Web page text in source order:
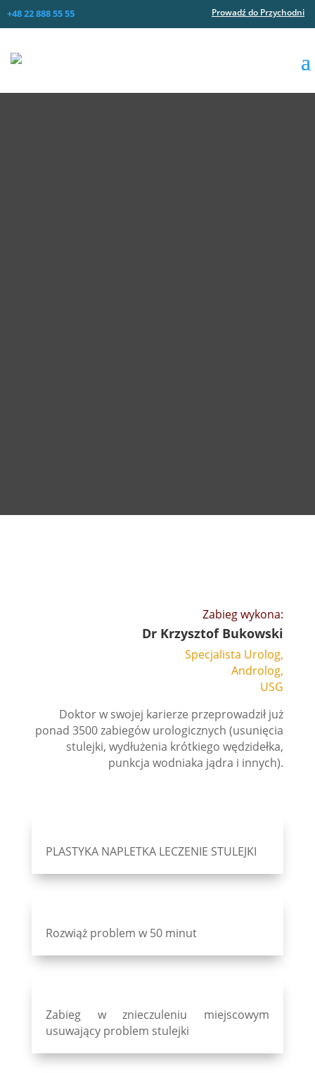
+48 22 888 55 55 Prowadź do Przychodni
Zabieg wykona:
Dr Krzysztof Bukowski
Specjalista Urolog,
Androlog,
USG
Doktor w swojej karierze przeprowadził już
ponad 3500 zabiegów urologicznych (usunięcia
stulejki, wydłużenia krótkiego wędzidełka,
punkcja wodniaka jądra i innych).
PLASTYKA NAPLETKA LECZENIE STULEJKI
Rozwiąż problem w 50 minut
Zabieg w znieczuleniu miejscowym
usuwający problem stulejki